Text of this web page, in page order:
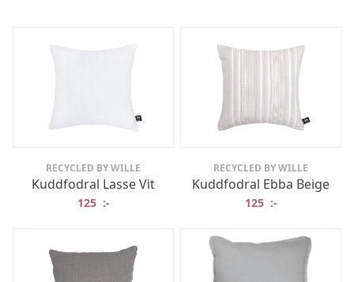
RECYCLED BY WILLE
Kuddfodral Lasse Vit
125 :-
RECYCLED BY WILLE
Kuddfodral Ebba Beige
125 :-